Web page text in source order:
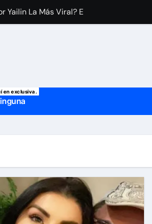
Baeva tras imágenes junto a
su primer esposo y su actual marido
en exclusiva.